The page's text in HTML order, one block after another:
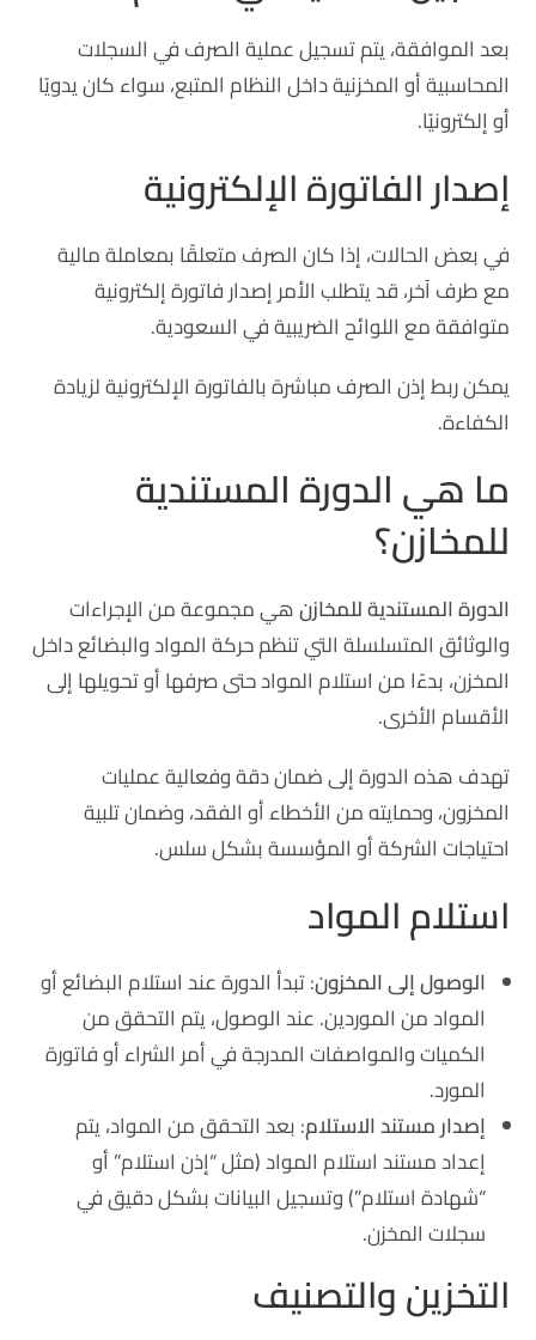
بعد الموافقة، يتم تسجيل عملية الصرف في السجلات
المحاسبية أو المخزنية داخل النظام المتبع، سواء كان يدويًا
أو إلكترونيًا.
إصدار الفاتورة الإلكترونية
في بعض الحالات، إذا كان الصرف متعلقًا بمعاملة مالية
مع طرف آخر، قد يتطلب الأمر إصدار فاتورة إلكترونية
متوافقة مع اللوائح الضريبية في السعودية.
يمكن ربط إذن الصرف مباشرة بالفاتورة الإلكترونية لزيادة
الكفاءة.
ما هي الدورة المستندية
للمخازن؟
الدورة المستندية للمخازنهي مجموعة من الإجراءات
والوثائق المتسلسلة التي تنظم حركة المواد والبضائع داخل
المخزن، بدءًا من استلام المواد حتى صرفها أو تحويلها إلى
الأقسام الأخرى.
تهدف هذه الدورة إلى ضمان دقة وفعالية عمليات
المخزون، وحمايته من الأخطاء أو الفقد، وضمان تلبية
احتياجات الشركة أو المؤسسة بشكل سلس.
استلام المواد
الوصول إلى المخزون: تبدأ الدورة عند استلام البضائع أو
المواد من الموردين. عند الوصول، يتم التحقق من
الكميات والمواصفات المدرجة في أمر الشراء أو فاتورة
المورد.
إصدار مستند الاستلام: بعد التحقق من المواد، يتم
إعداد مستند استلام المواد (مثل “إذن استلام” أو
“شهادة استلام”) وتسجيل البيانات بشكل دقيق في
سجلات المخزن.
التخزين والتصنيف